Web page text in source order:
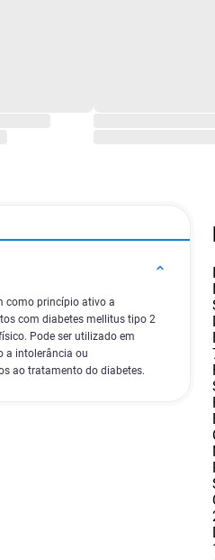
como princípio ativo a
com diabetes mellitus tipo 2
Pode ser utilizado em
a intolerância ou
ao tratamento do diabetes.